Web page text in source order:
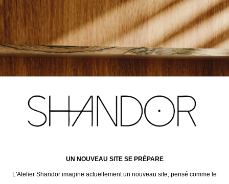
UN NOUVEAU SITE SE PRÉPARE
L'Atelier Shandor imagine actuellement un nouveau site, pensé comme le